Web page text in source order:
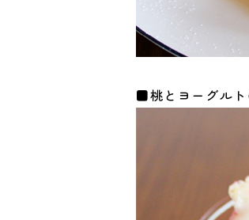
■桃とヨーグルト